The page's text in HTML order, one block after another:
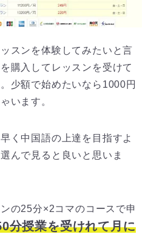
スンを体験してみたいと言
購入してレッスンを受けて
少額で始めたいなら1000円
います。
く中国語の上達を目指すよ
んで見ると良いと思いま
の25分×2コマのコースで申
分授業を受けれて月に